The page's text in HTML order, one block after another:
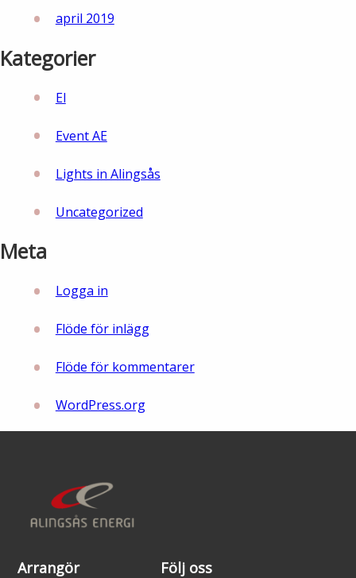
april 2019
Kategorier
El
Event AE
Lights in Alingsås
Uncategorized
Meta
Logga in
Flöde för inlägg
Flöde för kommentarer
WordPress.org
Arrangör Följ oss